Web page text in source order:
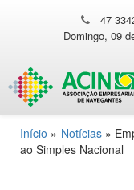
47
Domingo, 09
Início » Notícias»
ao Simples Nacional